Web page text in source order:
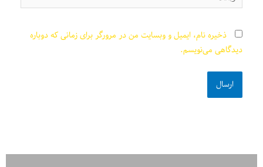
ذخیره نام، ایمیل و وبسایت من در مرورگر برای زمانی که دوباره
دیدگاهی می‌نویسم.